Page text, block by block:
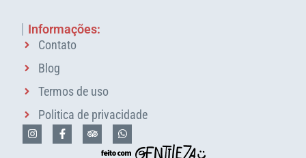
Informações:
Contato
Blog
Termos de uso
Politica de privacidade